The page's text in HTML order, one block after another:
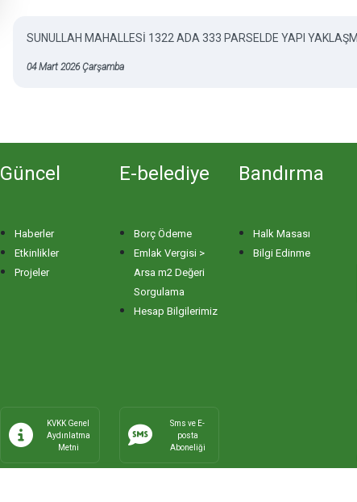
SUNULLAH MAHALLESİ 1322 ADA 333 PARSELDE YAPI
04 Mart 2026 Çarşamba
Güncel
Haberler
Etkinlikler
Projeler
E-belediye
Borç Ödeme
Emlak Vergisi >
Arsa m2 Değeri
Sorgulama
Hesap Bilgilerimiz
Bandırma
Halk Masası
Bilgi Edinme
KVKK Genel
Aydınlatma
Metni
Sms ve E-
posta
Aboneliği